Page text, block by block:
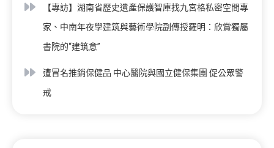
【專訪】湖南省歷史遺產保護智庫找九宮格私密空間專
家、中南年夜學建筑與藝術學院副傳授羅明：欣賞獨屬
書院的“建筑意”
遭冒名推銷保健品 中心醫院與國立健保集團 促公眾警
戒